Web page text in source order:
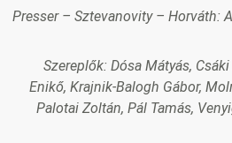
Presser – Sztevanovity – Horváth:
Szereplők: Dósa Mátyás,
Enikő, Krajnik-Balogh Gábor,
Palotai Zoltán, Pál Tamás,